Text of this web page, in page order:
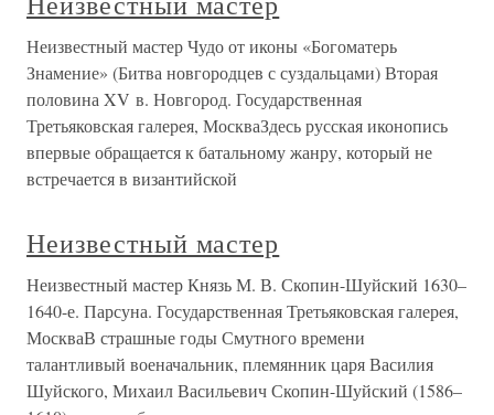
Неизвестный мастер Чудо от иконы «Богоматерь
Знамение» (Битва новгородцев с суздальцами) Вторая
половина XV в. Новгород. Государственная
Третьяковская галерея, МоскваЗдесь русская иконопись
впервые обращается к батальному жанру, который не
встречается в византийской
Неизвестный мастер
Неизвестный мастер Князь М. В. Скопин-Шуйский 1630–
1640-е. Парсуна. Государственная Третьяковская галерея,
МоскваВ страшные годы Смутного времени
талантливый военачальник, племянник царя Василия
Шуйского, Михаил Васильевич Скопин-Шуйский (1586–